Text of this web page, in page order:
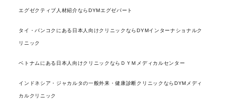
エグゼクティブ人材紹介ならDYMエグゼパート
タイ・バンコクにある日本人向けクリニックならDYMインターナショナルク
リニック
ベトナムにある日本人向けクリニックならＤＹＭメディカルセンター
インドネシア・ジャカルタの一般外来・健康診断クリニックならDYMメディ
カルクリニック